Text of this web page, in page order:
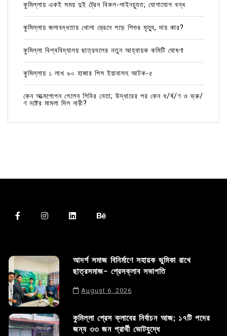
কুমিল্লায় একই সময় দুই ট্রেন বিকল-লাইনচ্যুত; যোগাযোগ বন্ধ
কুমিল্লায় জলাবদ্ধতায় খোলা ড্রেনে পড়ে শিশুর মৃত্যু, দায় কার?
কুমিল্লা বিশ্ববিদ্যালয় ছাত্রদলের নতুন আহ্বায়ক কমিটি ঘোষণা
কুমিল্লায় ১ লাখ ৬০ হাজার পিস ইয়াবাসহ আটক-৫
কেন আত্মগোপন গেলেন শিবির নেতা; উদ্ধারের পর কেন ধ/র্ষ/ণ ও ভ্রু/
ণ নষ্টের মামলা দিল নারী?
আদর্শ সমাজ বিনির্মাণে সহায়ক ভুমিকা রাখে
ছাত্রসমাজ- প্রেসক্লাব সভাপতি
August 6, 2026
কুমিল্লা প্রেস ক্লাবের নির্বাচন আজ; ১৭টি পদের
জন্য ৩৩ জন প্রার্থী ভোটযুদ্ধে